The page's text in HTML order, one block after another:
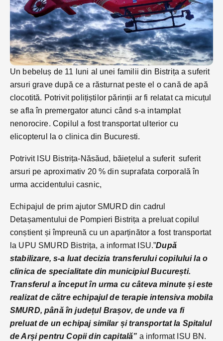
Un bebeluș de 11 luni al unei familii din Bistrița a suferit
arsuri grave după ce a răsturnat peste el o cană de apă
clocotită. Potrivit polițiștilor părinții ar fi relatat ca micuțul
se afla în premergator atunci când s-a intamplat
nenorocire. Copilul a fost transportat ulterior cu
elicopterul la o clinica din Bucuresti.
Potrivit ISU Bistrița-Năsăud, băiețelul a suferit suferit
arsuri pe aproximativ 20 % din suprafata corporală în
urma accidentului casnic,
Echipajul de prim ajutor SMURD din cadrul
Detașamentului de Pompieri Bistrița a preluat copilul
conștient și împreună cu un aparținător a fost transportat
la UPU SMURD Bistrița, a informat ISU.”După
stabilizare, s-a luat decizia transferului copilului la o
clinica de specialitate din municipiul București.
Transferul a început în urma cu câteva minute și este
realizat de către echipajul de terapie intensiva mobila
SMURD, până în județul Brașov, de unde va fi
preluat de un echipaj similar și transportat la Spitalul
de Arși pentru Copii din capitală” a informat ISU BN.